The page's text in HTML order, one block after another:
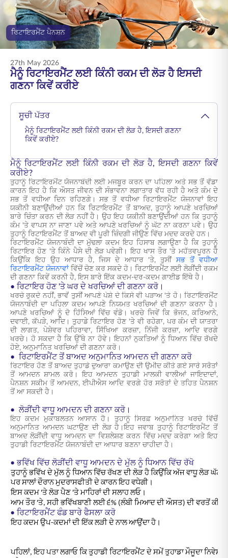
ENGLISH
ਆਨਲਾਈਨ ਖਰੀਦੋ ਪ੍ਰੀਮੀਅਮ ਭਰੋ
ਰਿਟਾਇਰਮੈਂਟ ਪੈਨਸ਼ਨ
27th May 2026
ਮੈਨੂੰ ਰਿਟਾਇਰਮੈਂਟ ਲਈ ਕਿੰਨੀ ਰਕਮ ਦੀ ਲੋੜ ਹੈ ਇਸਦੀ
ਗਣਨਾ ਕਿਵੇਂ ਕਰੀਏ
ਸੂਚੀ ਪੱਤਰ
ਮੈਨੂੰ ਰਿਟਾਇਰਮੈਂਟ ਲਈ ਕਿੰਨੀ ਰਕਮ ਦੀ ਲੋੜ ਹੈ, ਇਸਦੀ ਗਣਨਾ
ਕਿਵੇਂ ਕਰੀਏ?
ਮੈਨੂੰ ਰਿਟਾਇਰਮੈਂਟ ਲਈ ਕਿੰਨੀ ਰਕਮ ਦੀ ਲੋੜ ਹੈ, ਇਸਦੀ ਗਣਨਾ ਕਿਵੇਂ
ਕਰੀਏ?
ਤੁਹਾਨੂੰ ਰਿਟਾਇਰਮੈਂਟ ਯੋਜਨਾਬੰਦੀ ਲਈ ਮਜਬੂਰ ਕਰਨ ਦਾ ਪਹਿਲਾ ਅਤੇ ਸਭ ਤੋਂ ਵੱਡਾ
ਕਾਰਨ ਇਹ ਹੈ ਕਿ ਔਸਤ ਜੀਵਨ ਦੀ ਸੰਭਾਵਨਾ ਲਗਾਤਾਰ ਵੱਧ ਰਹੀ ਹੈ ਅਤੇ ਕੰਮ ਦੇ
ਸਭ ਤੋਂ ਵਧੀਆ ਦਿਨ ਰਹਿਣਗੇ। ਸਭ ਤੋਂ ਵਧੀਆ ਰਿਟਾਇਰਮੈਂਟ ਯੋਜਨਾਵਾਂ ਇਹ
ਯਕੀਨੀ ਬਣਾਉਂਦੀਆਂ ਹਨ ਕਿ ਰਿਟਾਇਰਮੈਂਟ ਤੋਂ ਬਾਅਦ, ਤੁਹਾਨੂੰ ਆਪਣੇ ਖਰਚਿਆਂ
ਬਾਰੇ ਚਿੰਤਾ ਕਰਨ ਦੀ ਲੋੜ ਨਹੀਂ ਹੈ। ਉਹ ਇਹ ਯਕੀਨੀ ਬਣਾਉਂਦੀਆਂ ਹਨ ਕਿ ਤੁਹਾਨੂੰ
ਕੰਮ 'ਤੇ ਵਾਪਸ ਨਾ ਜਾਣਾ ਪਵੇ ਅਤੇ ਆਪਣੇ ਖਰਚਿਆਂ ਨੂੰ ਘੱਟ ਨਾ ਕਰਨਾ ਪਵੇ। ਉਹ
ਤੁਹਾਨੂੰ ਰਿਟਾਇਰਮੈਂਟ ਤੋਂ ਬਾਅਦ ਵੀ ਪੂਰੀ ਜ਼ਿੰਦਗੀ ਜੀਉਣ ਵਿੱਚ ਮਦਦ ਕਰਦੇ ਹਨ।
ਰਿਟਾਇਰਮੈਂਟ ਯੋਜਨਾਬੰਦੀ ਦਾ ਮੁੱਢਲਾ ਕਦਮ ਇਹ ਹਿਸਾਬ ਲਗਾਉਣਾ ਹੈ ਕਿ ਤੁਹਾਨੂੰ
ਰਿਟਾਇਰ ਹੋਣ 'ਤੇ ਕਿੰਨੇ ਪੈਸੇ ਦੀ ਲੋੜ ਪਵੇਗੀ। ਇਹ ਖਾਸ ਤੌਰ 'ਤੇ ਮਹੱਤਵਪੂਰਨ ਹੈ
ਕਿਉਂਕਿ ਇਹ ਉਹ ਆਧਾਰ ਹੈ, ਜਿਸ ਦੇ ਆਧਾਰ 'ਤੇ, ਤੁਸੀਂ ਸਭ ਤੋਂ ਵਧੀਆ
ਰਿਟਾਇਰਮੈਂਟ ਯੋਜਨਾਵਾਂਵਿੱਚੋਂ ਚੋਣ ਕਰ ਸਕਦੇ ਹੋ। ਰਿਟਾਇਰਮੈਂਟ ਲਈ ਲੋੜੀਂਦੀ ਰਕਮ
ਦੀ ਗਣਨਾ ਕਿਵੇਂ ਕਰਨੀ ਹੈ, ਇਸ ਬਾਰੇ ਇੱਕ ਕਦਮ-ਦਰ-ਕਦਮ ਗਾਈਡ ਇੱਥੇ ਹੈ।
• ਰਿਟਾਇਰ ਹੋਣ 'ਤੇ ਘਰ ਦੇ ਖਰਚਿਆਂ ਦੀ ਗਣਨਾ ਕਰੋ।
ਖਰਚੇ ਰੁਕਦੇ ਨਹੀਂ, ਭਾਵੇਂ ਤੁਸੀਂ ਆਪਣੇ ਪੇਸ਼ੇ ਦੇ ਕਿਸੇ ਵੀ ਪੜਾਅ 'ਤੇ ਹੋ। ਰਿਟਾਇਰਮੈਂਟ
ਯੋਜਨਾਬੰਦੀ ਦਾ ਪਹਿਲਾ ਕਦਮ ਆਪਣੇ ਨਿਯਮਤ ਖਰਚਿਆਂ ਦੀ ਗਣਨਾ ਕਰਨਾ ਹੈ।
ਆਪਣੇ ਖਰਚਿਆਂ ਨੂੰ ਦੋ ਹਿੱਸਿਆਂ ਵਿੱਚ ਵੰਡੋ। ਖਰਚੇ ਜਿਵੇਂ ਕਿ ਭੋਜਨ, ਕਰਿਆਨੇ,
ਦਵਾਈ, ਕੱਪੜੇ, ਆਦਿ। ਤੁਹਾਡੇ ਰਿਟਾਇਰ ਹੋਣ 'ਤੇ ਵੀ ਰਹੇਗਾ, ਪਰ ਕੰਮ ਦੀ ਯਾਤਰਾ
ਦੀ ਲਾਗਤ, ਪੇਸ਼ੇਵਰ ਪਹਿਰਾਵਾ, ਸਿੱਖਿਆ ਕਰਜ਼ਾ, ਨਿੱਜੀ ਕਰਜ਼ਾ, ਆਦਿ ਵਰਗੇ
ਖਰਚੇ। ਹੋ ਸਕਦਾ ਹੈ ਕਿ ਉੱਥੇ ਨਾ ਹੋਵੇ। ਇਹਨਾਂ ਨੁਕਤਿਆਂ ਨੂੰ ਧਿਆਨ ਵਿੱਚ ਰੱਖਦੇ
ਹੋਏ, ਅਨੁਮਾਨਿਤ ਖਰਚਿਆਂ ਦੀ ਗਣਨਾ ਕਰੋ।
• ਰਿਟਾਇਰਮੈਂਟ ਤੋਂ ਬਾਅਦ ਅਨੁਮਾਨਿਤ ਆਮਦਨ ਦੀ ਗਣਨਾ ਕਰੋ
ਰਿਟਾਇਰ ਹੋਣ ਤੋਂ ਬਾਅਦ ਤੁਹਾਡੇ ਦੁਆਰਾ ਕਮਾਉਣ ਦੀ ਉਮੀਦ ਕੀਤੇ ਗਏ ਸਾਰੇ ਸਰੋਤਾਂ
ਤੋਂ ਆਮਦਨ ਸ਼ਾਮਲ ਕਰੋ। ਇਹ ਆਮਦਨ ਤੁਹਾਡੀ ਮਾਲਕੀ ਵਾਲੀਆਂ ਜਾਇਦਾਦਾਂ,
ਪੈਨਸ਼ਨ ਸਕੀਮ ਤੋਂ ਆਮਦਨ, ਈਪੀਐਸ ਆਦਿ ਵਰਗੇ ਹੋਰ ਸਰੋਤਾਂ ਦੇ ਤਹਿਤ ਪੈਨਸ਼ਨ
ਤੋਂ ਆ ਸਕਦੀ ਹੈ।
• ਲੋੜੀਂਦੀ ਵਾਧੂ ਆਮਦਨ ਦੀ ਗਣਨਾ ਕਰੋ।
ਇਹ ਕਦਮ ਮੁਕਾਬਲਤਨ ਆਸਾਨ ਹੈ। ਤੁਹਾਨੂੰ ਸਿਰਫ਼ ਅਨੁਮਾਨਿਤ ਖਰਚੇ ਵਿੱਚੋਂ
ਅਨੁਮਾਨਿਤ ਆਮਦਨ ਘਟਾਉਣ ਦੀ ਲੋੜ ਹੈ।ਇਹ ਜਵਾਬ ਤੁਹਾਨੂੰ ਰਿਟਾਇਰਮੈਂਟ ਤੋਂ
ਬਾਅਦ ਲੋੜੀਂਦੀ ਵਾਧੂ ਆਮਦਨ ਦਾ ਵਿਸ਼ਲੇਸ਼ਣ ਕਰਨ ਵਿੱਚ ਮਦਦ ਕਰੇਗਾ ਅਤੇ ਇਹ
ਤੁਹਾਡੀ ਰਿਟਾਇਰਮੈਂਟ ਯੋਜਨਾਬੰਦੀ ਦਾ ਆਧਾਰ ਬਣਨਾ ਚਾਹੀਦਾ ਹੈ।
• ਭਵਿੱਖ ਵਿੱਚ ਲੋੜੀਂਦੀ ਵਾਧੂ ਆਮਦਨ ਦੇ ਮੁੱਲ ਨੂੰ ਧਿਆਨ ਵਿੱਚ ਰੱਖੋ
ਤੁਹਾਨੂੰ ਭਵਿੱਖ ਦੇ ਮੁੱਲ ਨੂੰ ਧਿਆਨ ਵਿੱਚ ਰੱਖਣ ਦੀ ਲੋੜ ਹੈ ਕਿਉਂਕਿ ਅੱਜ ਵਾਧੂ ਲੋੜ ਘੱਟ
ਪਰ ਸਾਲਾਂ ਦੌਰਾਨ ਮੁਦਰਾਸਫੀਤੀ ਦੇ ਕਾਰਨ ਇਹ ਵਧੇਗੀ।
ਇਸ ਕਦਮ 'ਤੇ ਲੋੜ ਪੈਣ 'ਤੇ ਮਾਹਿਰਾਂ ਦੀ ਸਲਾਹ ਲਓ।
ਆਮ ਤੌਰ 'ਤੇ, ਸਹੀ ਭਵਿੱਖਬਾਣੀ ਲਈ ੬% (ਲੰਬੀ ਮਿਆਦ ਦੀ ਔਸਤ) ਦੀ ਵਰਤੋਂ ਕੀਤੀ
• ਰਿਟਾਇਰਮੈਂਟ ਫੰਡ ਬਾਰੇ ਫੈਸਲਾ ਕਰੋ
ਇਹ ਕਦਮ ਉਪ-ਕਦਮਾਂ ਦੀ ਇੱਕ ਲੜੀ ਦੇ ਨਾਲ ਆਉਂਦਾ ਹੈ।
ਪਹਿਲਾਂ, ਇਹ ਪਤਾ ਲਗਾਓ ਕਿ ਤੁਹਾਡੀ ਰਿਟਾਇਰਮੈਂਟ ਦੇ ਸਮੇਂ ਤੁਹਾਡਾ ਮੌਜੂਦਾ ਨਿਵੇਸ਼